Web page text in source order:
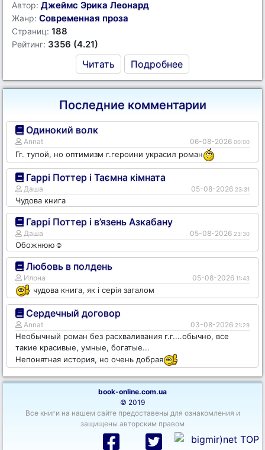
Автор: Джеймс Эрика Леонард
Жанр: Современная проза
Страниц: 188
Рейтинг: 3356 (4.21)
Читать Подробнее
Последние комментарии
Одинокий волк
Annat 06-08-2026 00:00
Гг. тупой, но оптимизм г.героини украсил роман
Гаррі Поттер і Таємна кімната
Даша 05-08-2026 23:31
Чудова книга
Гаррі Поттер і в’язень Азкабану
Даша 05-08-2026 23:30
Обожнюю☺️
Любовь в полдень
Илона 05-08-2026 11:43
чудова книга, як і серія загалом
Сердечный договор
Annat 03-08-2026 21:29
Необычный роман без расхваливания г.г....обычно, все
такие красивые, умные, богатые...
Непонятная история, но очень добрая
book-online.com.ua
© 2019
Все книги на нашем сайте предоставены для ознакомления и
защищены авторским правом